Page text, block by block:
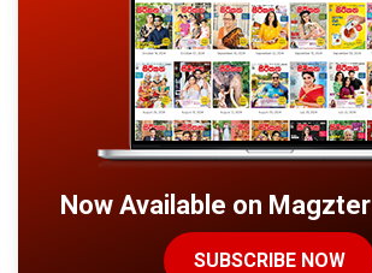
Now Available on Magzter
SUBSCRIBE NOW